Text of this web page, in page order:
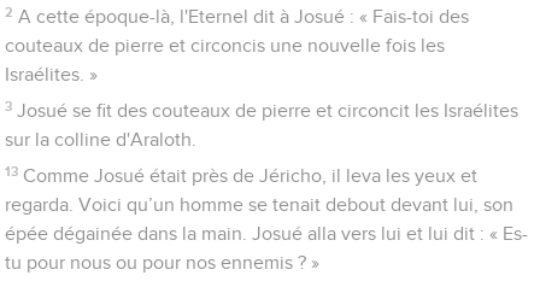
2 A cette époque-là, l'Eternel dit à Josué : « Fais-toi des
couteaux de pierre et circoncis une nouvelle fois les
Israélites. »
3 Josué se fit des couteaux de pierre et circoncit les Israélites
sur la colline d'Araloth.
13 Comme Josué était près de Jéricho, il leva les yeux et
regarda. Voici qu’un homme se tenait debout devant lui, son
épée dégainée dans la main. Josué alla vers lui et lui dit : « Es-
tu pour nous ou pour nos ennemis ? »